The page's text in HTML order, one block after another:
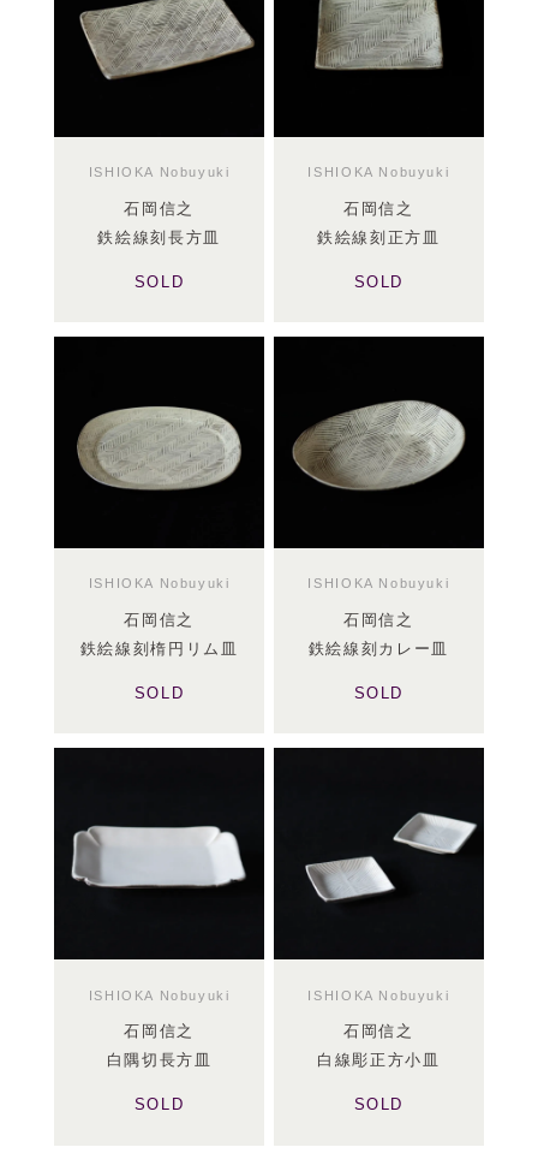
ISHIOKA Nobuyuki
石岡信之
鉄絵線刻長方皿
SOLD
ISHIOKA Nobuyuki
石岡信之
鉄絵線刻正方皿
SOLD
ISHIOKA Nobuyuki
石岡信之
鉄絵線刻楕円リム皿
SOLD
ISHIOKA Nobuyuki
石岡信之
鉄絵線刻カレー皿
SOLD
ISHIOKA Nobuyuki
石岡信之
白隅切長方皿
SOLD
ISHIOKA Nobuyuki
石岡信之
白線彫正方小皿
SOLD